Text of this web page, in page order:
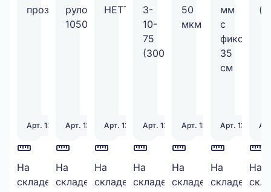
Арт. 130328
Скотч
48мм*50М,
На
складе:
2006
шт.
Арт. 130979
Двухслойный
картон
На
складе:
91
шт.
Арт. 130340
Стрейч-
пленка
На
складе:
261
шт.
Арт. 131251
ПАКЕТ
ИЗ
На
складе:
3343
шт.
Арт. 131398
Курьерский
пакет
На
складе:
1469
шт.
Арт. 131552
Шнур
На
складе:
500
шт.
На